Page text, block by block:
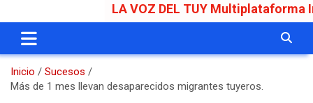
LA VOZ DEL TUY Multiplataforma
Inicio
Sucesos
Más de 1 mes llevan desaparecidos migrantes tuyeros.